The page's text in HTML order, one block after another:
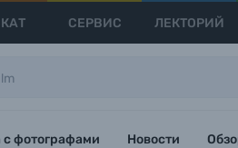
СЕРВИС ЛЕКТОРИЙ
с фотографами Новости